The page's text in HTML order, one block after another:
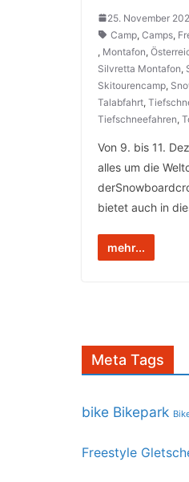
25. November
Camp, Camps,
, Montafon,
Silvretta Montafon,
Skitourencamp,
Talabfahrt,
Tiefschneefahren,
Von 9. bis 11.
alles um die
bietet auch in
mehr...
Meta Tags
bike Bikepark
Freestyle